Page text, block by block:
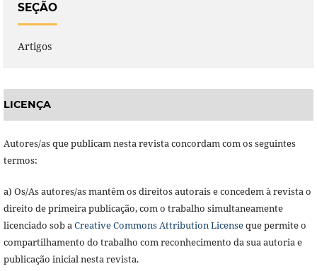
SEÇÃO
Artigos
LICENÇA
Autores/as que publicam nesta revista concordam com os seguintes
termos:
a) Os/As autores/as mantêm os direitos autorais e concedem à revista o
direito de primeira publicação, com o trabalho simultaneamente
licenciado sob aCreative Commons Attribution Licenseque permite o
compartilhamento do trabalho com reconhecimento da sua autoria e
publicação inicial nesta revista.